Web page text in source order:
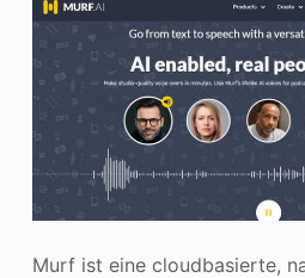
Murf ist eine cloudbasierte,